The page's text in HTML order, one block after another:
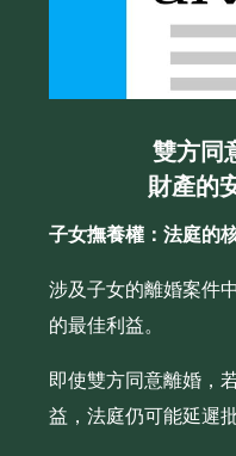
雙方同
財產的
子女撫養權：法庭的
涉及子女的離婚案件
的最佳利益。
即使雙方同意離婚，
益，法庭仍可能延遲